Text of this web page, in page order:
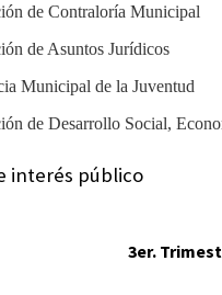
de Contraloría Municipal
de Asuntos Jurídicos
Municipal de la Juventud
de Desarrollo Social,
interés público
3er.